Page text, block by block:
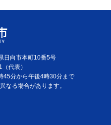
日向市本町10番5号
代表）
45分から午後4時30分まで
なる場合があります。